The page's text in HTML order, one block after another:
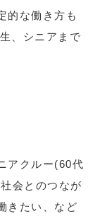
的な働き方も
、シニアまで
アクルー(60代
会とのつなが
きたい、など